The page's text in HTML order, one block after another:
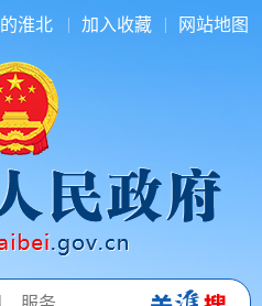
淮北 加入收藏 网站地图